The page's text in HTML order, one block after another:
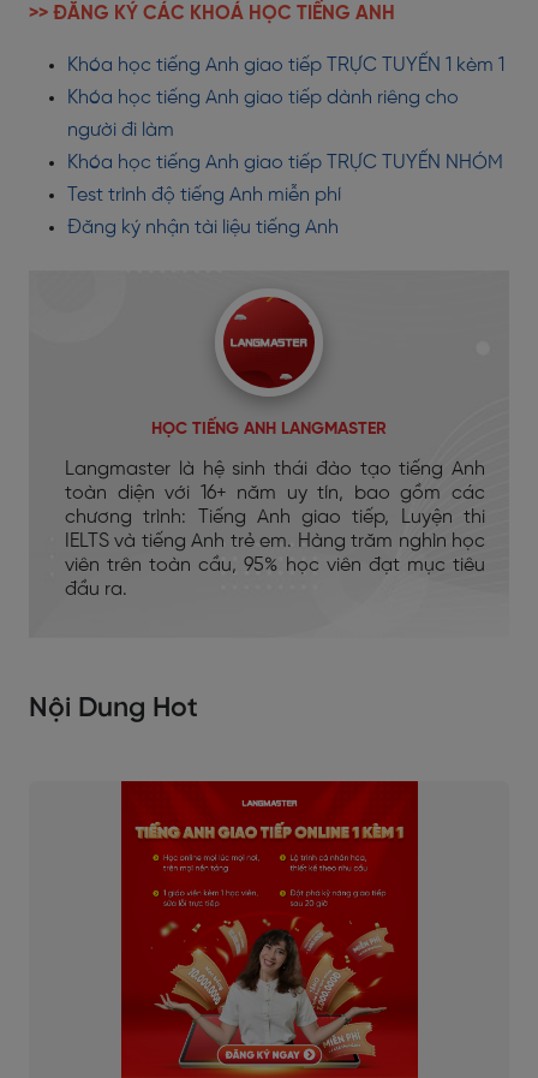
>> ĐĂNG KÝ CÁC KHOÁ HỌC TIẾNG ANH
Khóa học tiếng Anh giao tiếp TRỰC TUYẾN 1 kèm 1
Khóa học tiếng Anh giao tiếp dành riêng cho
người đi làm
Khóa học tiếng Anh giao tiếp TRỰC TUYẾN NHÓM
Test trình độ tiếng Anh miễn phí
Đăng ký nhận tài liệu tiếng Anh
HỌC TIẾNG ANH LANGMASTER
Langmaster là hệ sinh thái đào tạo tiếng Anh
toàn diện với 16+ năm uy tín, bao gồm các
chương trình: Tiếng Anh giao tiếp, Luyện thi
IELTS và tiếng Anh trẻ em. Hàng trăm nghìn học
viên trên toàn cầu, 95% học viên đạt mục tiêu
đầu ra.
Nội Dung Hot